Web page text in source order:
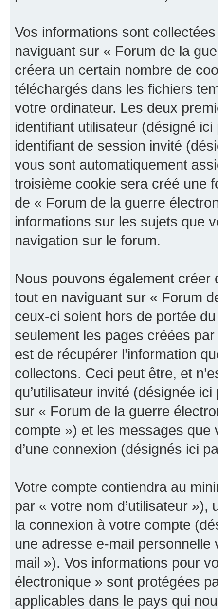
Vos informations sont
naviguant sur « Forum de la
créera un certain nombre de
téléchargés dans les fichiers
votre ordinateur. Les deux
identifiant utilisateur (désigné
identifiant de session invité
vous sont automatiquement
troisième cookie sera créé une
de « Forum de la guerre
informations sur les sujets que
navigation sur le forum.
Nous pouvons également
tout en naviguant sur « Forum
ceux-ci soient hors de portée
seulement les pages créées
est de récupérer l’information
collectons. Ceci peut être, et
qu’utilisateur invité (désignée
sur « Forum de la guerre
compte ») et les messages que
d’une connexion (désignés ici
Votre compte contiendra au
par « votre nom d’utilisateur
la connexion à votre compte
une adresse e-mail
mail »). Vos informations pour
électronique » sont protégées
applicables dans le pays qui